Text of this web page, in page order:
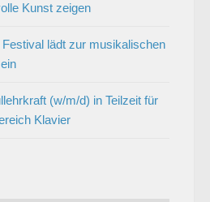
Kunst zeigen
lädt zur musikalischen
(w/m/d) in Teilzeit für
Klavier